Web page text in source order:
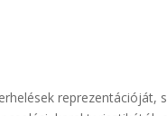
reprezentációját,